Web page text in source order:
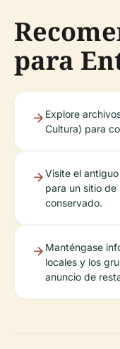
para
Explore
Cultura) para
Visite el
para un sitio
conservado.
Manténgase
locales y los
anuncio de